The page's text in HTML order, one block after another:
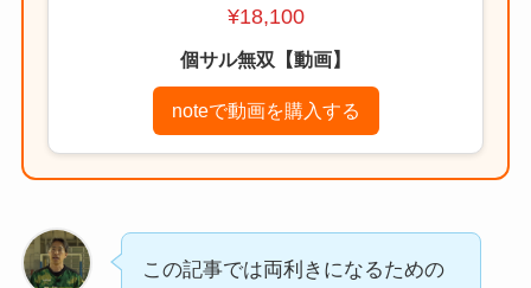
¥18,100
個サル無双【動画】
noteで動画を購入する
この記事では両利きになるための